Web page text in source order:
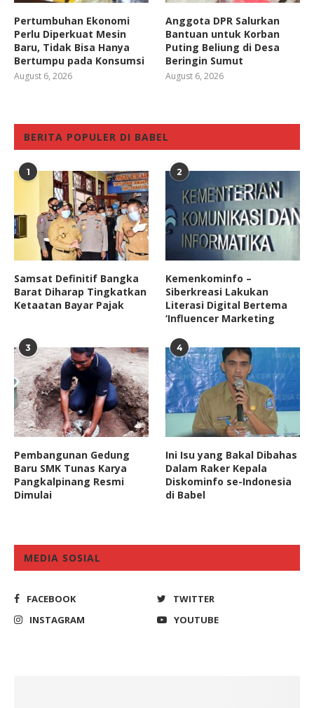
Pertumbuhan Ekonomi
Perlu Diperkuat Mesin
Baru, Tidak Bisa Hanya
Bertumpu pada Konsumsi
August 6, 2026
Anggota DPR Salurkan
Bantuan untuk Korban
Puting Beliung di Desa
Beringin Sumut
August 6, 2026
BERITA POPULER DI BABEL
1
Samsat Definitif Bangka
Barat Diharap Tingkatkan
Ketaatan Bayar Pajak
2
Kemenkominfo –
Siberkreasi Lakukan
Literasi Digital Bertema
‘Influencer Marketing
3
Pembangunan Gedung
Baru SMK Tunas Karya
Pangkalpinang Resmi
Dimulai
4
Ini Isu yang Bakal Dibahas
Dalam Raker Kepala
Diskominfo se-Indonesia
di Babel
MEDIA SOSIAL
FACEBOOK
TWITTER
INSTAGRAM
YOUTUBE